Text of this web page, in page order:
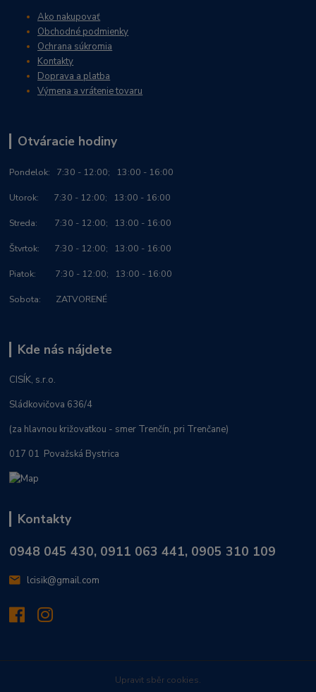
Ako nakupovať
Obchodné podmienky
Ochrana súkromia
Kontakty
Doprava a platba
Výmena a vrátenie tovaru
Otváracie hodiny
Pondelok: 7:30 - 12:00; 13:00 - 16:00
Utorok: 7:30 - 12:00; 13:00 - 16:00
Streda: 7:30 - 12:00; 13:00 - 16:00
Štvrtok: 7:30 - 12:00; 13:00 - 16:00
Piatok: 7:30 - 12:00; 13:00 - 16:00
Sobota: ZATVORENÉ
Kde nás nájdete
CISÍK, s.r.o.
Sládkovičova 636/4
(za hlavnou križovatkou - smer Trenčín, pri Trenčane)
017 01 Považská Bystrica
Kontakty
0948 045 430, 0911 063 441, 0905 310 109
lcisik@gmail.com
Upravit sběr cookies.